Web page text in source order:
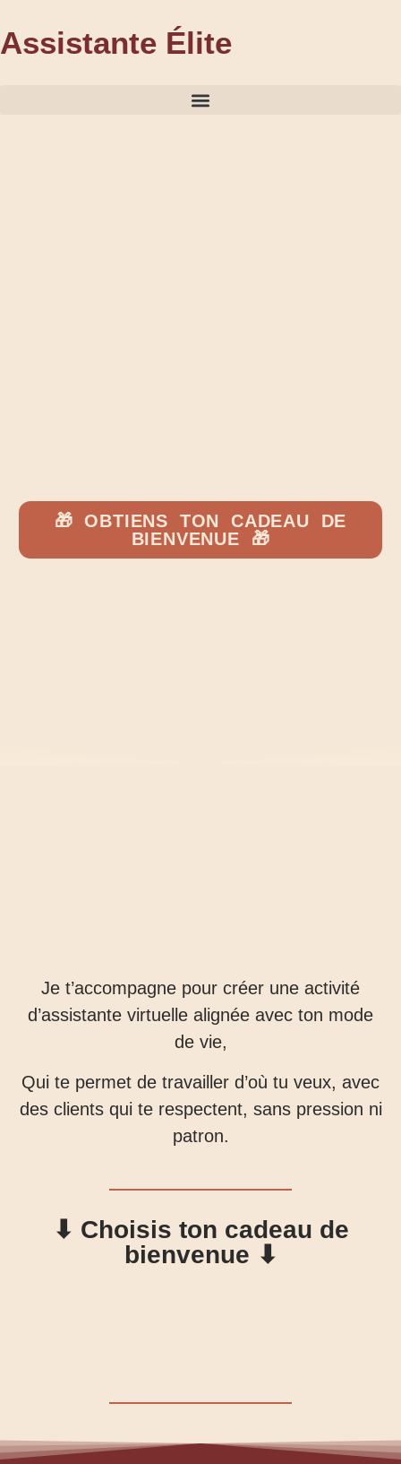
Assistante Élite
🎁 OBTIENS TON CADEAU DE
BIENVENUE 🎁
Je t’accompagne pour créer une activité
d’assistante virtuelle alignée avec ton mode
de vie,
Qui te permet de travailler d’où tu veux, avec
des clients qui te respectent, sans pression ni
patron.
⬇ Choisis ton cadeau de
bienvenue ⬇